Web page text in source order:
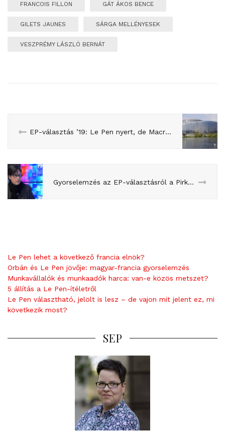
FRANCOIS FILLON GÁT ÁKOS BENCE
GILETS JAUNES SÁRGA MELLÉNYESEK
VESZPRÉMY LÁSZLÓ BERNÁT
EP-választás ’19: Le Pen nyert, de Macron sem zokog
Gyorselemzés az EP-választásról a Pirkadatban
Le Pen lehet a következő francia elnök?
Orbán és Le Pen jövője: magyar-francia gyorselemzés
Munkavállalók és munkaadók harca: van-e közös metszet?
5 állítás a Le Pen-ítéletről
Le Pen választható, jelölt is lesz – de vajon mit jelent ez, mi
következik most?
SEP